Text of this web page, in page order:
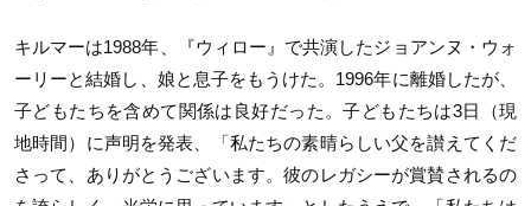
キルマーは1988年、『ウィロー』で共演したジョアンヌ・ウォ
ーリーと結婚し、娘と息子をもうけた。 1996年に離婚したが、
子どもたちを含めて関係は良好だった。子どもたちは3日（現
地時間）に声明を発表、「私たちの素晴らしい父を讃えてくだ
さって、ありがとうございます。彼のレガシーが賞賛されるの